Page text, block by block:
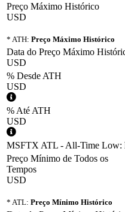
Preço Máximo Histórico
USD
* ATH: Preço Máximo Histórico
Data do Preço Máximo
USD
% Desde ATH
USD
% Até ATH
USD
MSFTX ATL - All-Time Low:
Preço Mínimo de Todos os
Tempos
USD
* ATL: Preço Mínimo Histórico